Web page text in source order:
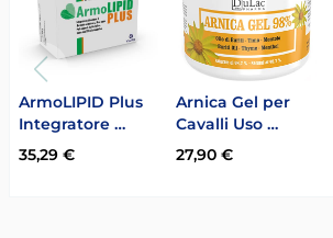
ArmoLIPID Plus
Integratore …
35,29 €
Arnica Gel per
Cavalli Uso …
27,90 €